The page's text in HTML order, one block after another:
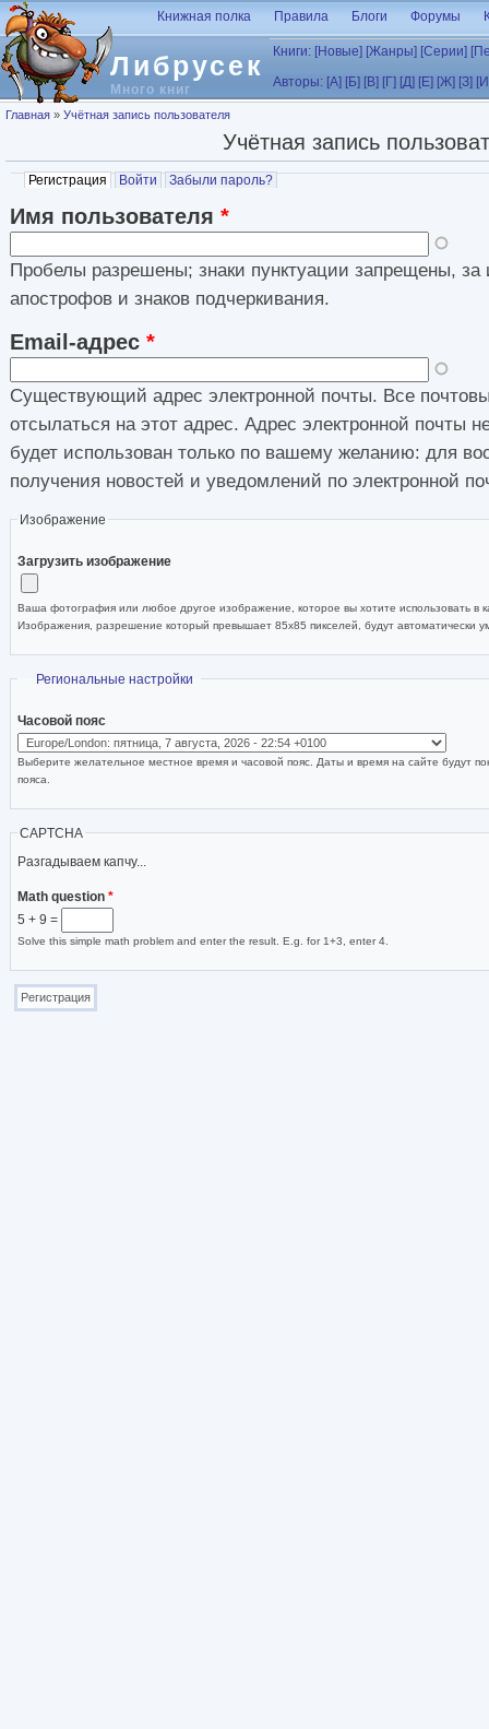
Перейти к основному содержанию
Либрусек
Много книг
Книжная полка Правила Блоги Форумы
Книги: [Новые] [Жанры] [Серии]
Авторы: [А] [Б] [В] [Г] [Д] [Е] [Ж] [З]
Вы здесь
Главная » Учётная запись пользователя
Учётная запись
Главные вкладки
Регистрация (активная вкладка)
Войти Забыли пароль?
Имя пользователя *
Пробелы разрешены; знаки пунктуации запрещены, за
апострофов и знаков подчеркивания.
Email-адрес *
Существующий адрес электронной почты. Все
отсылаться на этот адрес. Адрес электронной почты
будет использован только по вашему желанию: для
получения новостей и уведомлений по электронной
Изображение
Загрузить изображение
Ваша фотография или любое другое изображение, которое вы хотите использовать в
Изображения, разрешение который превышает 85x85 пикселей, будут автоматически
Скрыть
Региональные настройки
Часовой пояс
Выберите желательное местное время и часовой пояс. Даты и время на сайте будут
пояса.
CAPTCHA
Разгадываем капчу...
Math question *
5 + 9 =
Solve this simple math problem and enter the result. E.g. for 1+3, enter 4.